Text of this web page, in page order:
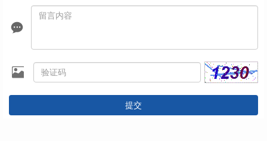
提交